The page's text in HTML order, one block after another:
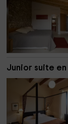
Junior suite